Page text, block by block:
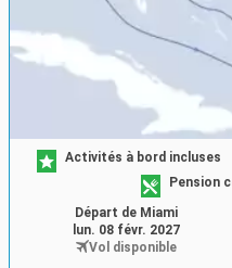
Activités à bord incluses
Pension
Départ de Miami
lun. 08 févr. 2027
Vol disponible